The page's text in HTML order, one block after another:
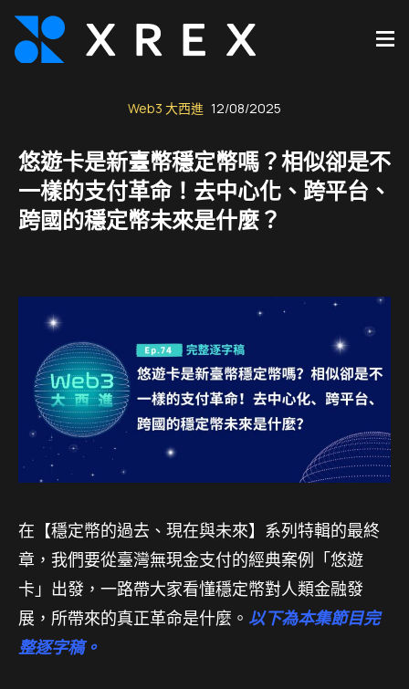
Web3 大西進 12/08/2025
悠遊卡是新臺幣穩定幣嗎？相似卻是不
一樣的支付革命！去中心化、跨平台、
跨國的穩定幣未來是什麼？
在【穩定幣的過去、現在與未來】系列特輯的最終
章，我們要從臺灣無現金支付的經典案例「悠遊
卡」出發，一路帶大家看懂穩定幣對人類金融發
展，所帶來的真正革命是什麼。 以下為本集節目完
整逐字稿。